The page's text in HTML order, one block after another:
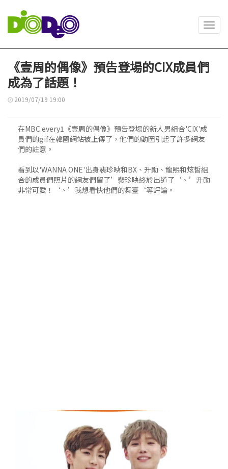
《壹周的偶像》預告登場的CIX成員們
成為了話題！
2019/07/19 19:00
在MBC every1《壹周的偶像》預告登場的新人男組合'CIX'成
員們的gif在韓國網站被上傳了，他們的動圖引起了許多網友
們的註意。
看到以'WANNA ONE'出身裴珍映和BX、升勛、龍熙和炫晳組
合的成員們照片的網友們留了’裴珍映終於出道了‘、’升勛
非常可愛！‘、’我想看快他們的舞臺‘等評論。